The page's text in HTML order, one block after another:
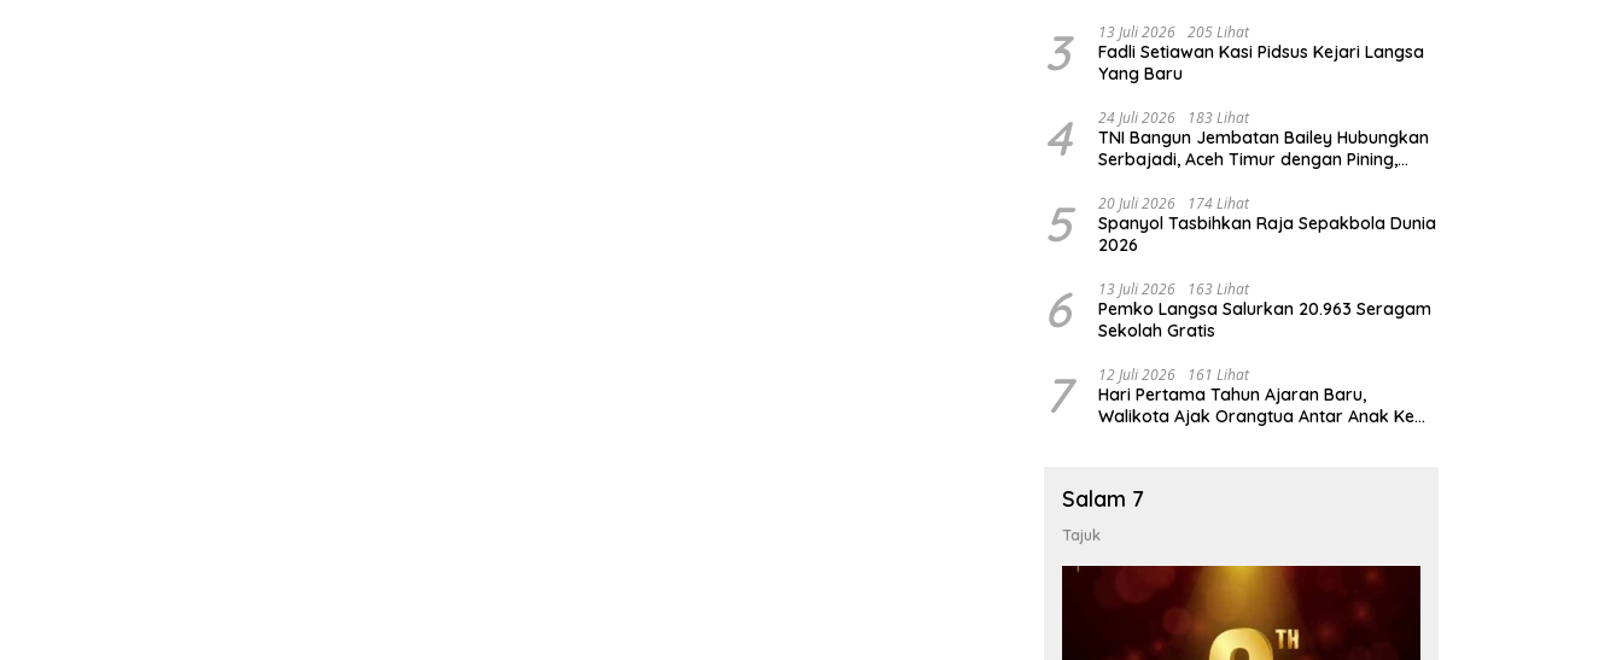
3 13 Juli 2026 205 Lihat
Fadli Setiawan Kasi Pidsus Kejari Langsa
Yang Baru
4 24 Juli 2026 183 Lihat
TNI Bangun Jembatan Bailey Hubungkan
Serbajadi, Aceh Timur dengan Pining,
5 20 Juli 2026 174 Lihat
Spanyol Tasbihkan Raja Sepakbola Dunia
2026
6 13 Juli 2026 163 Lihat
Pemko Langsa Salurkan 20.963 Seragam
Sekolah Gratis
7 12 Juli 2026 161 Lihat
Hari Pertama Tahun Ajaran Baru,
Walikota Ajak Orangtua Antar Anak Ke
Salam 7
Tajuk